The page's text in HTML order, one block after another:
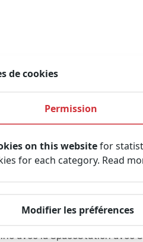
de configurer 4
n’est donc pas
avec la SpaceStation avec
de cookies
Permission
on this websitefor
for each category. Read
Modifier les préférences